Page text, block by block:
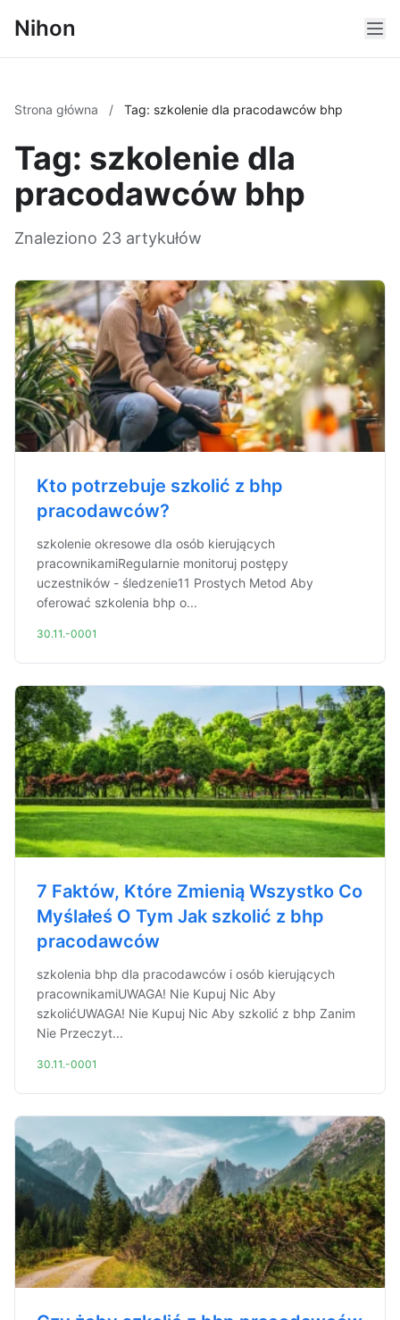
Nihon
Strona główna / Tag: szkolenie dla pracodawców bhp
Tag: szkolenie dla
pracodawców bhp
Znaleziono 23 artykułów
Kto potrzebuje szkolić z bhp
pracodawców?
szkolenie okresowe dla osób kierujących
pracownikamiRegularnie monitoruj postępy
uczestników - śledzenie11 Prostych Metod Aby
oferować szkolenia bhp o...
30.11.-0001
7 Faktów, Które Zmienią Wszystko Co
Myślałeś O Tym Jak szkolić z bhp
pracodawców
szkolenia bhp dla pracodawców i osób kierujących
pracownikamiUWAGA! Nie Kupuj Nic Aby
szkolićUWAGA! Nie Kupuj Nic Aby szkolić z bhp Zanim
Nie Przeczyt...
30.11.-0001